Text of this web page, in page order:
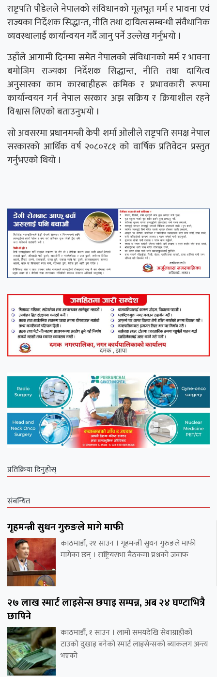
राष्ट्रपति पौडेलले नेपालको संविधानको मूलभूत मर्म र भावना एवं
राज्यका निर्देशक सिद्धान्त, नीति तथा दायित्वसम्बन्धी संवैधानिक
व्यवस्थालाई कार्यान्वयन गर्दै जानु पर्ने उल्लेख गर्नुभयो ।
उहाँले आगामी दिनमा समेत नेपालको संविधानको मर्म र भावना
बमोजिम राज्यका निर्देशक सिद्धान्त, नीति तथा दायित्व
अनुसारका काम कारबाहीहरू क्रमिक र प्रभावकारी रूपमा
कार्यान्वयन गर्न नेपाल सरकार अझ सक्रिय र क्रियाशील रहने
विश्वास लिएको बताउनुभयो ।
सो अवसरमा प्रधानमन्त्री केपी शर्मा ओलीले राष्ट्रपति समक्ष नेपाल
सरकारको आर्थिक वर्ष २०८०र८१ को वार्षिक प्रतिवेदन प्रस्तुत
गर्नुभएको थियो ।
प्रतिक्रिया दिनुहोस्
संबन्धित
गृहमन्त्री सुधन गुरुङले मागे माफी
काठमाडौं, २१ साउन । गृहमन्त्री सुधन गुरुङले माफी
मागेका छन् । राष्ट्रियसभा बैठकमा प्रश्नको जवाफ
२७ लाख स्मार्ट लाइसेन्स छपाइ सम्पन्न, अब २४ घण्टाभित्रै
छापिने
काठमाडौं, १ साउन । लामो समयदेखि सेवाग्राहीको
टाउको दुखाइ बनेको स्मार्ट लाइसेन्सको ब्याकलग अन्त्य
भएको